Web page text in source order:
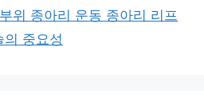
위 종아리 운동 종아리 리프
의 중요성